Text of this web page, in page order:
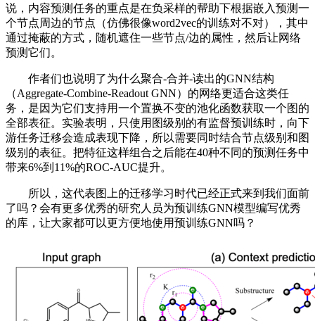
说，内容预测任务的重点是在负采样的帮助下根据嵌入预测一
个节点周边的节点（仿佛很像word2vec的训练对不对），其中
通过掩蔽的方式，随机遮住一些节点/边的属性，然后让网络
预测它们。
作者们也说明了为什么聚合-合并-读出的GNN结构
（Aggregate-Combine-Readout GNN）的网络更适合这类任
务，是因为它们支持用一个置换不变的池化函数获取一个图的
全部表征。实验表明，只使用图级别的有监督预训练时，向下
游任务迁移会造成表现下降，所以需要同时结合节点级别和图
级别的表征。把特征这样组合之后能在40种不同的预测任务中
带来6%到11%的ROC-AUC提升。
所以，这代表图上的迁移学习时代已经正式来到我们面前
了吗？会有更多优秀的研究人员为预训练GNN模型编写优秀
的库，让大家都可以更方便地使用预训练GNN吗？